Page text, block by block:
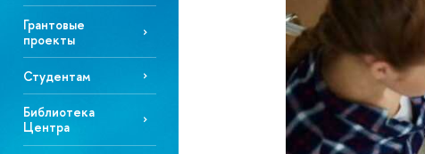
Грантовые
проекты
Студентам
Библиотека
Центра